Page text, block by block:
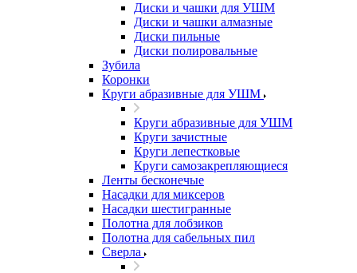
Диски и чашки для УШМ
Диски и чашки алмазные
Диски пильные
Диски полировальные
Зубила
Коронки
Круги абразивные для УШМ
Круги абразивные для УШМ
Круги зачистные
Круги лепестковые
Круги самозакрепляющиеся
Ленты бесконечые
Насадки для миксеров
Насадки шестигранные
Полотна для лобзиков
Полотна для сабельных пил
Сверла